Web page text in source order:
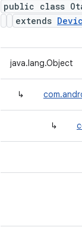
public class
extends
java.lang.Object
↳
↳